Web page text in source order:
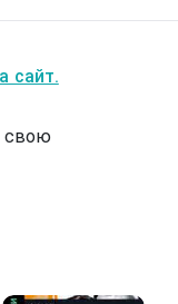
сайт.
свою